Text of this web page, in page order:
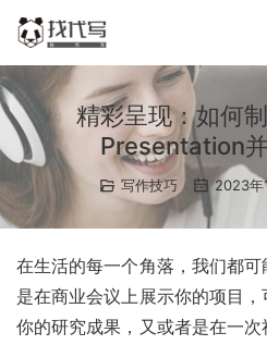
精彩呈现：如何
Presentation
写作技巧 2023年
在生活的每一个角落，我们都
是在商业会议上展示你的项目
你的研究成果，又或者是在一次